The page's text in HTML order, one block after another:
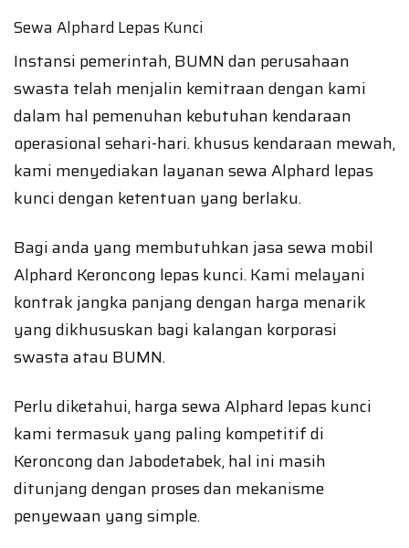
Sewa Alphard Lepas Kunci
Instansi pemerintah, BUMN dan perusahaan
swasta telah menjalin kemitraan dengan kami
dalam hal pemenuhan kebutuhan kendaraan
operasional sehari-hari. khusus kendaraan mewah,
kami menyediakan layanan sewa Alphard lepas
kunci dengan ketentuan yang berlaku.
Bagi anda yang membutuhkan jasa sewa mobil
Alphard Keroncong lepas kunci. Kami melayani
kontrak jangka panjang dengan harga menarik
yang dikhususkan bagi kalangan korporasi
swasta atau BUMN.
Perlu diketahui, harga sewa Alphard lepas kunci
kami termasuk yang paling kompetitif di
Keroncong dan Jabodetabek, hal ini masih
ditunjang dengan proses dan mekanisme
penyewaan yang simple.